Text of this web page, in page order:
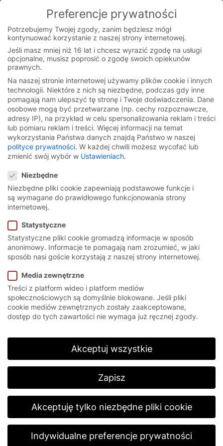
You are currently on the Polish website.
Switch to the English version.
Continue
Skip
content
Bramy szybkobieżne
Bielsko-Biała
Lepiej.
szybciej.
mocnie.
Bramy szybkobieżne to rozwiązanie powszechnie
stosowane w halach przemysłowych, w
magazynach, sklepach i w budynkach, w których
korzysta się z głównych ciągów komunikacyjnych.
Współczesne bramy szybkobieżne są produkowane
z myślą o maksymalnej efektywności, ale i z
uwzględnieniem walorów estetycznych.
W rezultacie do dyspozycji klientów z Bielska-Białej
Preferencje prywatności
Potrzebujemy Twojej zgody, zanim będziesz mógł
kontynuować korzystanie z naszej strony internetowej.
Jeśli masz mniej niż 16 lat i chcesz wyrazić zgodę na usługi
opcjonalne, musisz poprosić o zgodę swoich opiekunów
prawnych.
Na naszej stronie internetowej używamy plików cookie i innych
technologii. Niektóre z nich są niezbędne, podczas gdy inne
pomagają nam ulepszyć tę stronę i Twoje doświadczenia. Dane
osobowe mogą być przetwarzane (np. cechy rozpoznawcze,
adresy IP), na przykład w celu spersonalizowania reklam i treści
lub pomiaru reklam i treści. Więcej informacji na temat
wykorzystania Państwa danych znajdą Państwo w naszej
polityce prywatności. W każdej chwili możesz wycofać lub
zmienić swój wybór w Ustawieniach.
Niezbędne
Niezbędne pliki cookie zapewniają podstawowe funkcje i
są wymagane do prawidłowego funkcjonowania strony
internetowej.
Statystyczne
Statystyczne pliki cookie gromadzą informacje w sposób
anonimowy. Informacje te pomagają nam zrozumieć, w jaki
sposób nasi goście korzystają z naszej strony internetowej.
Media zewnętrzne
Treści z platform wideo i platform mediów
społecznościowych są domyślnie blokowane. Jeśli pliki
cookie mediów zewnętrznych zostały zaakceptowane,
dostęp do tych zawartości nie wymaga już ręcznej zgody.
Akceptuj wszystkie
Zapisz
Akceptuję tylko niezbędne pliki cookie
Indywidualne preferencje prywatności